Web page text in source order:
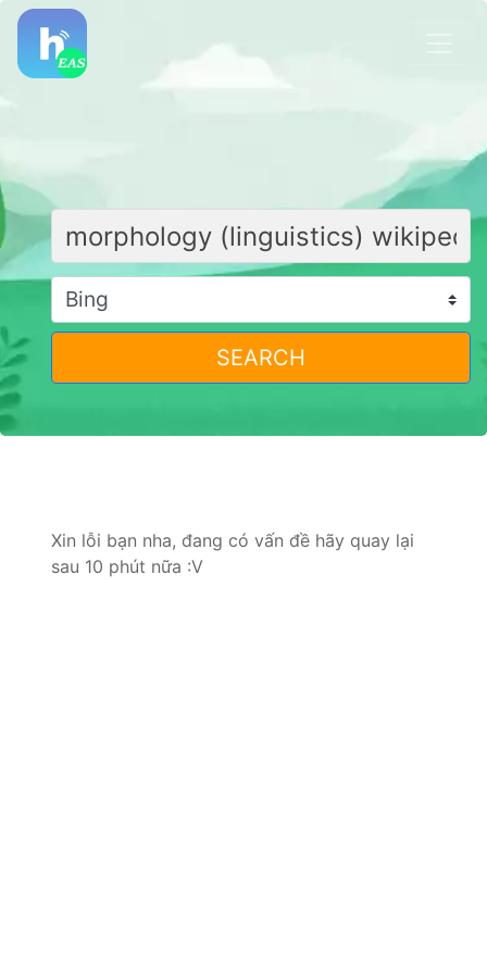
SEARCH
Xin lỗi bạn nha, đang có vấn đề hãy quay lại
sau 10 phút nữa :V